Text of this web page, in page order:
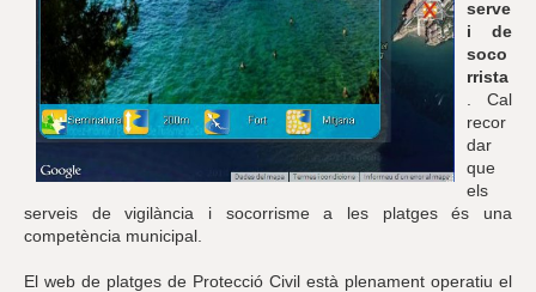
serve
i de
soco
rrista
. Cal
recor
dar
que
els
serveis de vigilància i socorrisme a les platges és una
competència municipal.
El web de platges de Protecció Civil està plenament operatiu el